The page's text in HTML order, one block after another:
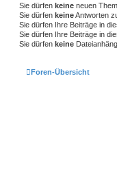
Sie dürfen keine neuen
Sie dürfen keineAntworten
Sie dürfen Ihre Beiträge in
Sie dürfen Ihre Beiträge in
Sie dürfen keine
Foren-Übersicht